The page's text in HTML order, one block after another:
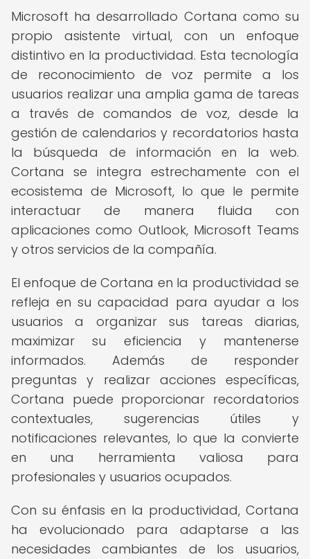
Microsoft ha desarrollado Cortana como su
propio asistente virtual, con un enfoque
distintivo en la productividad. Esta tecnología
de reconocimiento de voz permite a los
usuarios realizar una amplia gama de tareas
a través de comandos de voz, desde la
gestión de calendarios y recordatorios hasta
la búsqueda de información en la web.
Cortana se integra estrechamente con el
ecosistema de Microsoft, lo que le permite
interactuar de manera fluida con
aplicaciones como Outlook, Microsoft Teams
y otros servicios de la compañía.
El enfoque de Cortana en la productividad se
refleja en su capacidad para ayudar a los
usuarios a organizar sus tareas diarias,
maximizar su eficiencia y mantenerse
informados. Además de responder
preguntas y realizar acciones específicas,
Cortana puede proporcionar recordatorios
contextuales, sugerencias útiles y
notificaciones relevantes, lo que la convierte
en una herramienta valiosa para
profesionales y usuarios ocupados.
Con su énfasis en la productividad, Cortana
ha evolucionado para adaptarse a las
necesidades cambiantes de los usuarios,